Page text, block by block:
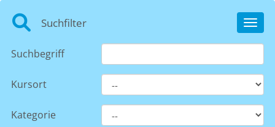
Suchfilter
Suchbegriff
Kursort
Kategorie